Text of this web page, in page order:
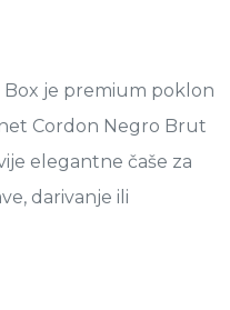
je premium poklon
Cordon Negro Brut
elegantne čaše za
darivanje ili